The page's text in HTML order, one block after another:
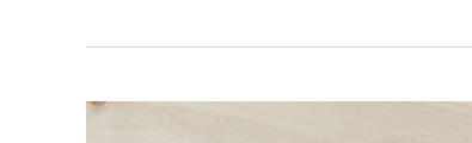
USB协会等国际认证，成为广东省照明协会会员
一流生产.检测设备及研发人才，积极推动连接器